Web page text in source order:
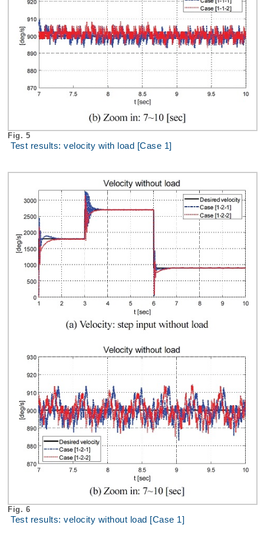
Fig. 5
Test results: velocity with load [Case 1]
Fig. 6
Test results: velocity without load [Case 1]